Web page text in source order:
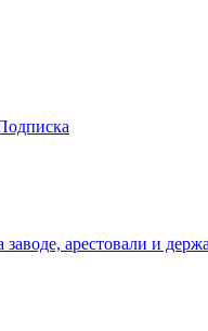
арестовали и